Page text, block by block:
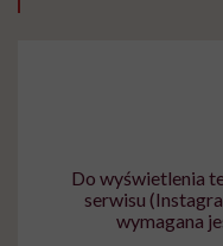
Do wyświetlenia
serwisu
wymagana